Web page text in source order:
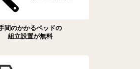
間のかかるベッドの
組立設置が無料